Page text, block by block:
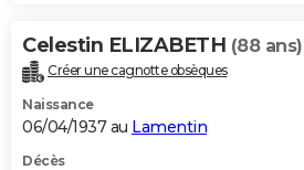
Bricolage
Lifestyle
Culture
Sport
Auto
Television
Voyage
Cinema
Celestin ELIZABETH (88 ans)
Créer une cagnotte obsèques
Naissance
06/04/1937 au Lamentin
Décès